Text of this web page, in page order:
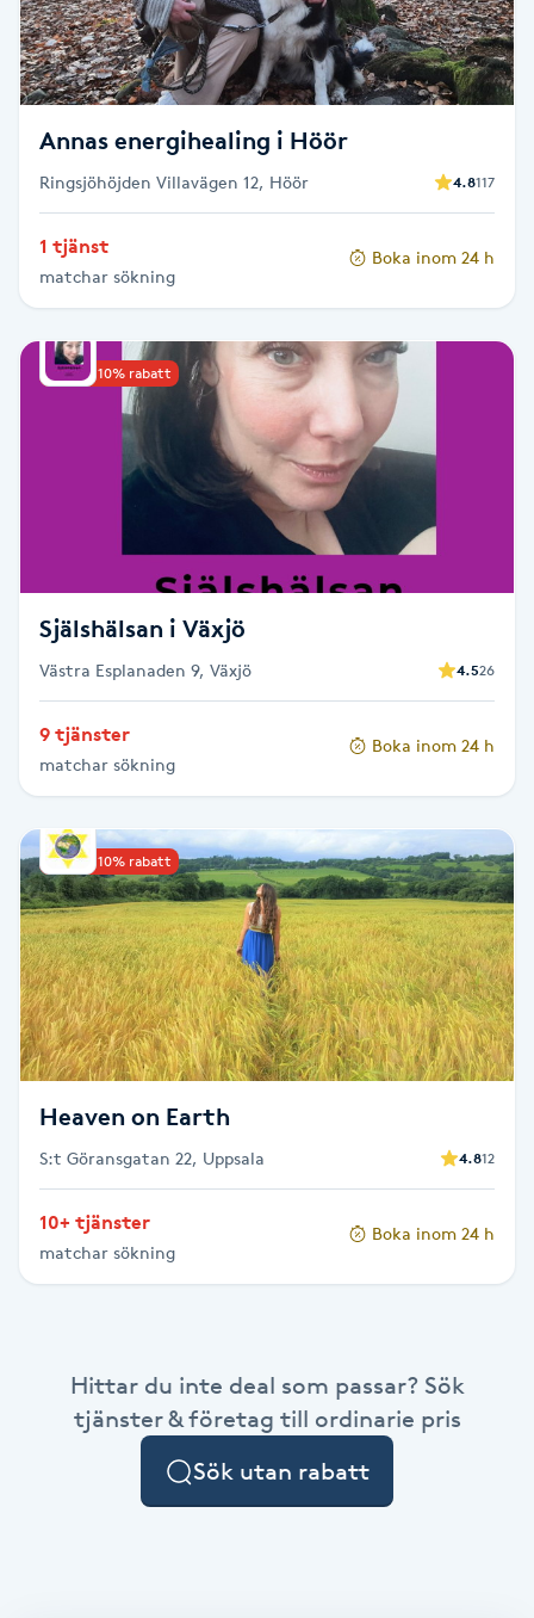
F
Face framing
Faceliftmassage
Fettreducering
Fibromassage
Fotvård
Fransborttagning
Fransfärgning
Fransförlängning
Fransförlängning Megavolym
Fransförlängning Volym
Fransrengöring
Frekvensterapi
Funktionsanalys
Annas energihealing i Höör
Ringsjöhöjden Villavägen 12, Höör 4.8117
1 tjänst
matchar sökning
Boka inom 24 h
Upp till 10% rabatt
Själshälsan i Växjö
Västra Esplanaden 9, Växjö 4.526
9 tjänster
matchar sökning
Boka inom 24 h
Upp till 10% rabatt
Heaven on Earth
S:t Göransgatan 22, Uppsala 4.812
10+ tjänster
matchar sökning
Boka inom 24 h
Hittar du inte deal som passar? Sök
tjänster & företag till ordinarie pris
Sök utan rabatt